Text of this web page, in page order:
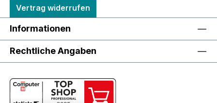
Vertrag widerrufen
Informationen
Rechtliche Angaben